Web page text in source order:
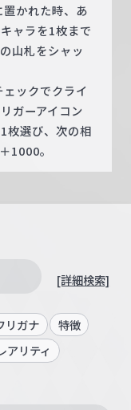
置かれた時、あ
ャラを1枚まで
山札をシャッ
ェックでクライ
ガーアイコン
枚選び、次の相
1000。
[詳細検索]
リガナ
特徴
アリティ